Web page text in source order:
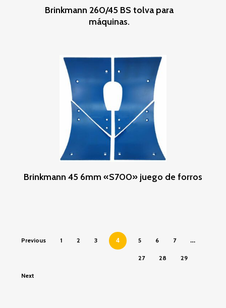
Leer Más
Brinkmann 260/45 BS tolva para
máquinas.
Leer Más
Brinkmann 45 6mm «S700» juego de forros
Previous 1 2 3 4 5 6 7 …
27 28 29
Next